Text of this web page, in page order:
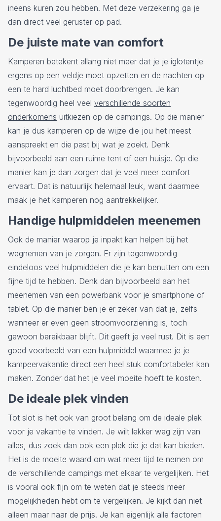
ineens kuren zou hebben. Met deze verzekering ga je
dan direct veel geruster op pad.
De juiste mate van comfort
Kamperen betekent allang niet meer dat je je iglotentje
ergens op een veldje moet opzetten en de nachten op
een te hard luchtbed moet doorbrengen. Je kan
tegenwoordig heel veel verschillende soorten
onderkomens uitkiezen op de campings. Op die manier
kan je dus kamperen op de wijze die jou het meest
aanspreekt en die past bij wat je zoekt. Denk
bijvoorbeeld aan een ruime tent of een huisje. Op die
manier kan je dan zorgen dat je veel meer comfort
ervaart. Dat is natuurlijk helemaal leuk, want daarmee
maak je het kamperen nog aantrekkelijker.
Handige hulpmiddelen meenemen
Ook de manier waarop je inpakt kan helpen bij het
wegnemen van je zorgen. Er zijn tegenwoordig
eindeloos veel hulpmiddelen die je kan benutten om een
fijne tijd te hebben. Denk dan bijvoorbeeld aan het
meenemen van een powerbank voor je smartphone of
tablet. Op die manier ben je er zeker van dat je, zelfs
wanneer er even geen stroomvoorziening is, toch
gewoon bereikbaar blijft. Dit geeft je veel rust. Dit is een
goed voorbeeld van een hulpmiddel waarmee je je
kampeervakantie direct een heel stuk comfortabeler kan
maken. Zonder dat het je veel moeite hoeft te kosten.
De ideale plek vinden
Tot slot is het ook van groot belang om de ideale plek
voor je vakantie te vinden. Je wilt lekker weg zijn van
alles, dus zoek dan ook een plek die je dat kan bieden.
Het is de moeite waard om wat meer tijd te nemen om
de verschillende campings met elkaar te vergelijken. Het
is vooral ook fijn om te weten dat je steeds meer
mogelijkheden hebt om te vergelijken. Je kijkt dan niet
alleen maar naar de prijs. Je kan eigenlijk alle factoren